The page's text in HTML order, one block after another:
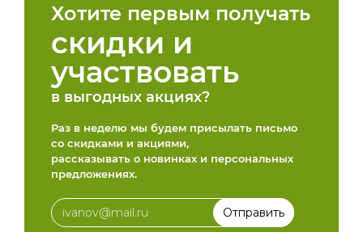
Хотите первым получать
скидки и
участвовать
в выгодных акциях?
Раз в неделю мы будем присылать письмо
со скидками и акциями,
рассказывать о новинках и персональных
предложениях.